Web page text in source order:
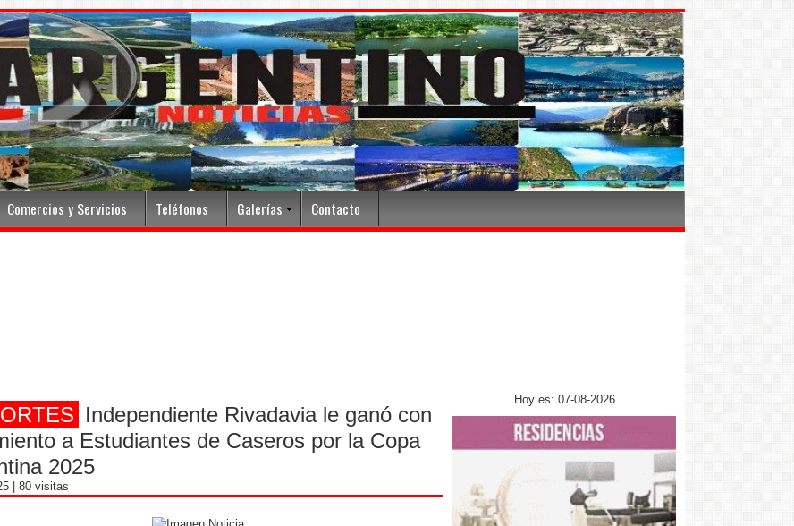
Comercios y Servicios Teléfonos Galerías Contacto
Hoy es: 07-08-2026
Independiente Rivadavia le ganó con
a Estudiantes de Caseros por la Copa
2025
| 80 visitas